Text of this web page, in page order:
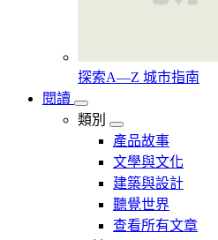
探索A—Z 城市指南
閱讀
類別
產品故事
文學與文化
建築與設計
聽覺世界
查看所有文章